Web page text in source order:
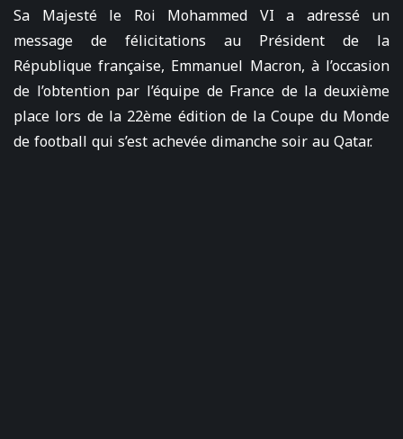
Sa Majesté le Roi Mohammed VI a adressé un
message de félicitations au Président de la
République française, Emmanuel Macron, à l’occasion
de l’obtention par l’équipe de France de la deuxième
place lors de la 22ème édition de la Coupe du Monde
de football qui s’est achevée dimanche soir au Qatar.